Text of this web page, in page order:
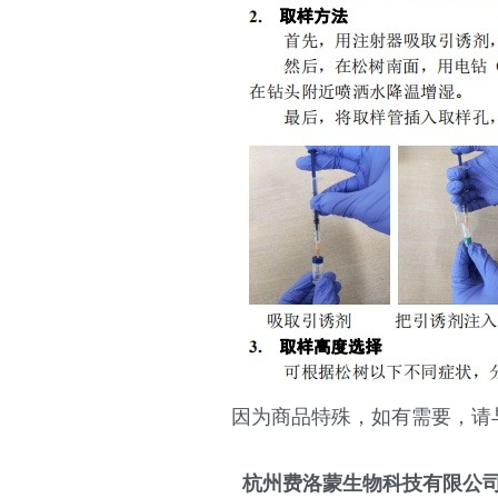
因为商品特殊，如有需要，
杭州费洛蒙生物科技有限公